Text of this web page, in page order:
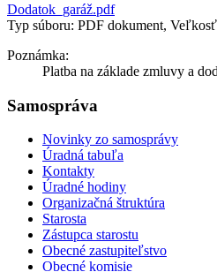
Dodatok_garáž.pdf
Typ súboru: PDF dokument,
Poznámka:
Platba na základe zmluvy a
Samospráva
Novinky zo samosprávy
Úradná tabuľa
Kontakty
Úradné hodiny
Organizačná štruktúra
Starosta
Zástupca starostu
Obecné zastupiteľstvo
Obecné komisie